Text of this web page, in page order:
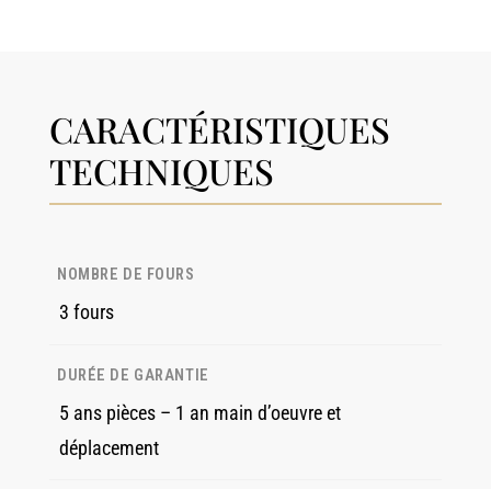
CARACTÉRISTIQUES
TECHNIQUES
NOMBRE DE FOURS
3 fours
DURÉE DE GARANTIE
5 ans pièces – 1 an main d’oeuvre et
déplacement